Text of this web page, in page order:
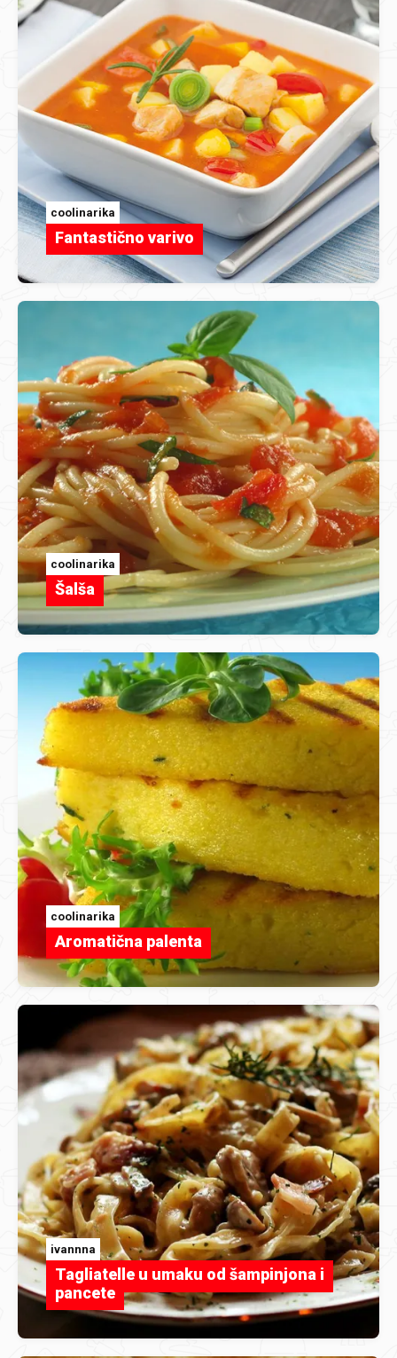
coolinarika
Fantastično varivo
coolinarika
Šalša
coolinarika
Aromatična palenta
ivannna
Tagliatelle u umaku od šampinjona i
pancete